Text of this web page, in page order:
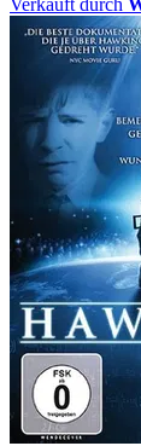
Verkauft durch